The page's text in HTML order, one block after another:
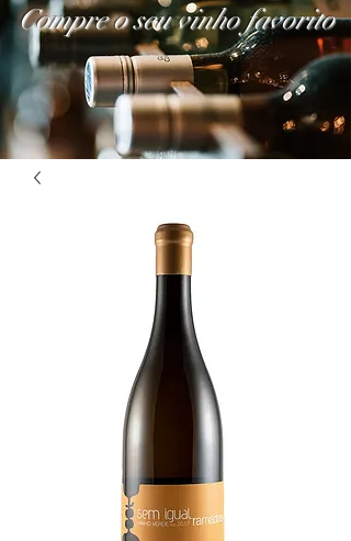
Compre o seu vinho favorito